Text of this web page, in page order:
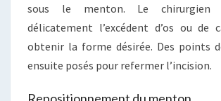
sous le menton. Le chirurgien
délicatement l’excédent d’os ou de
obtenir la forme désirée. Des points
ensuite posés pour refermer l’incision.